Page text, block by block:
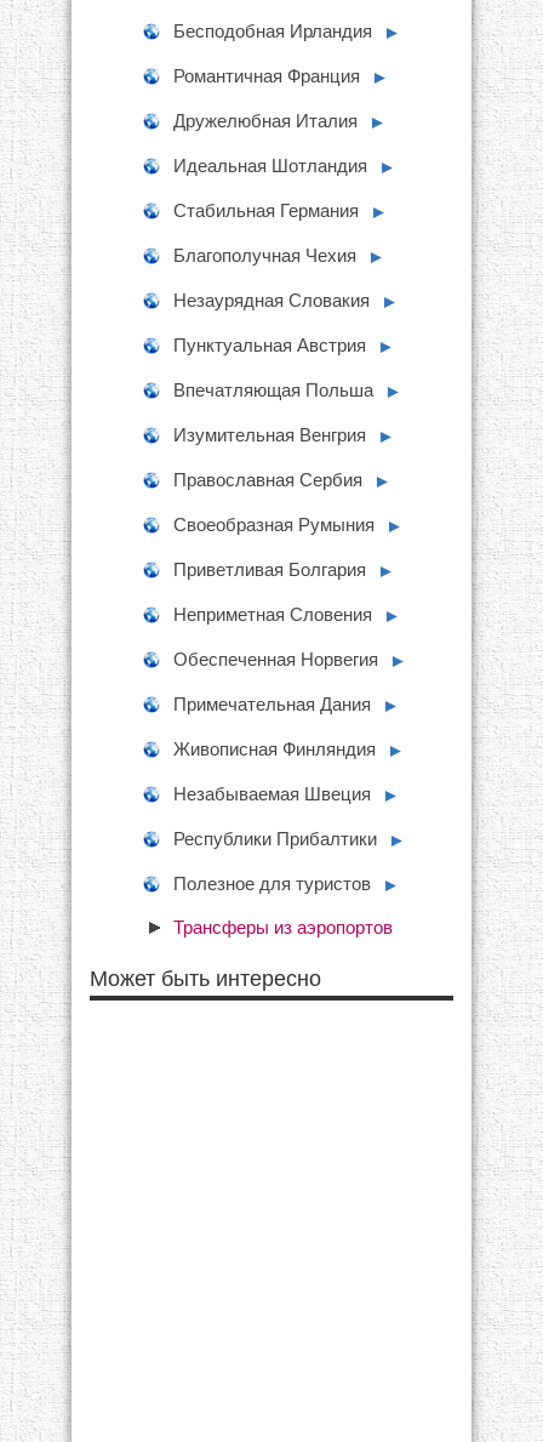
Бесподобная Ирландия ►
Романтичная Франция ►
Дружелюбная Италия ►
Идеальная Шотландия ►
Стабильная Германия ►
Благополучная Чехия ►
Незаурядная Словакия ►
Пунктуальная Австрия ►
Впечатляющая Польша ►
Изумительная Венгрия ►
Православная Сербия ►
Своеобразная Румыния ►
Приветливая Болгария ►
Неприметная Словения ►
Обеспеченная Норвегия ►
Примечательная Дания ►
Живописная Финляндия ►
Незабываемая Швеция ►
Республики Прибалтики ►
Полезное для туристов ►
Трансферы из аэропортов
Может быть интересно